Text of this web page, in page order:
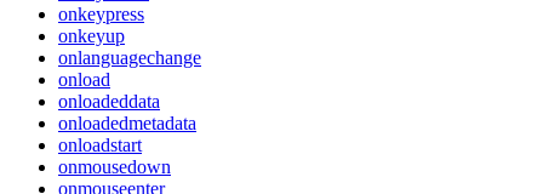
onkeypress
onkeyup
onlanguagechange
onload
onloadeddata
onloadedmetadata
onloadstart
onmousedown
onmouseenter